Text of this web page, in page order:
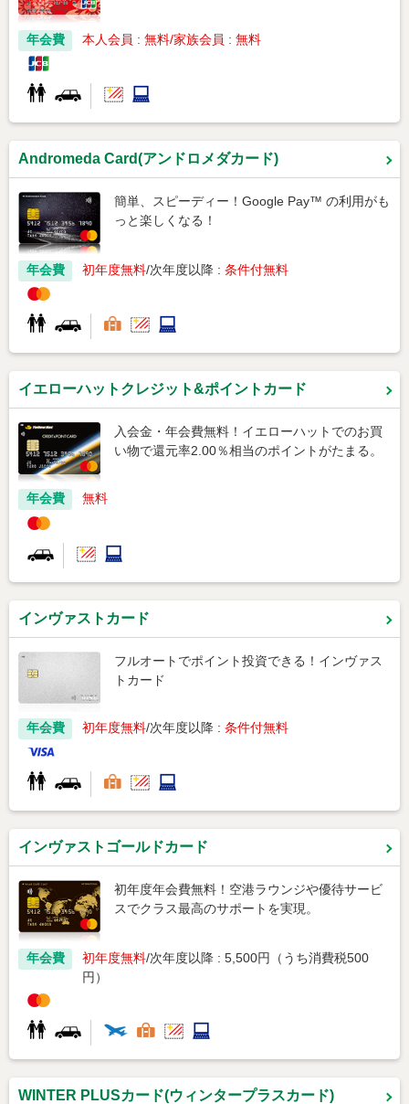
年会費 本人会員 : 無料 家族会員 : 無料
Andromeda Card(アンドロメダカード)
簡単、スピーディー！Google Pay™ の利用がも
っと楽しくなる！
年会費 初年度無料 次年度以降 : 条件付無料
イエローハットクレジット&ポイントカード
入会金・年会費無料！イエローハットでのお買
い物で還元率2.00％相当のポイントがたまる。
年会費 無料
インヴァストカード
フルオートでポイント投資できる！インヴァス
トカード
年会費 初年度無料 次年度以降 : 条件付無料
インヴァストゴールドカード
初年度年会費無料！空港ラウンジや優待サービ
スでクラス最高のサポートを実現。
年会費 初年度無料 次年度以降 : 5,500円（うち消費税500
円）
WINTER PLUSカード(ウィンタープラスカード)